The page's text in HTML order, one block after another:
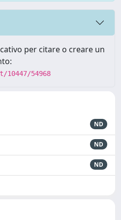
per citare o creare un
54968
ND
ND
ND